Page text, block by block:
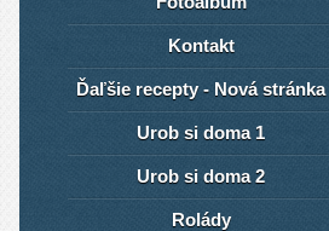
Kontakt
Ďaľšie recepty - Nová stránka
Urob si doma 1
Urob si doma 2
Rolády